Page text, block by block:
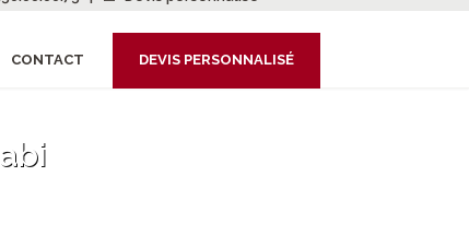
CONTACT DEVIS PERSONNALISÉ